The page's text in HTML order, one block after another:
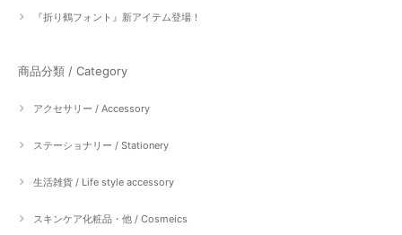
『折り鶴フォント』新アイテム登場！
商品分類 / Category
アクセサリー / Accessory
ステーショナリー / Stationery
生活雑貨 / Life style accessory
スキンケア化粧品・他 / Cosmeics